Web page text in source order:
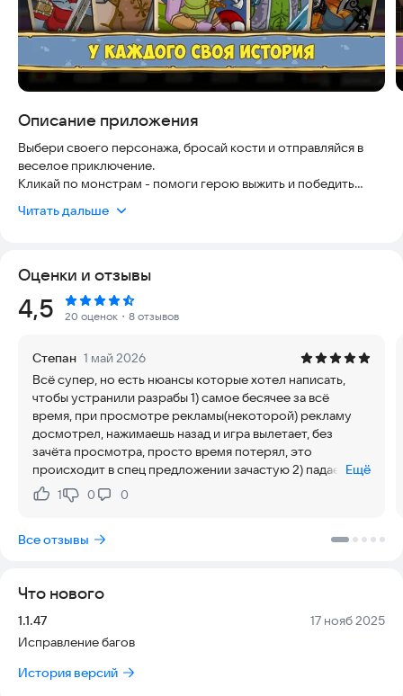
Описание приложения
Выбери своего персонажа, бросай кости и отправляйся в
веселое приключение.
Кликай по монстрам - помоги герою выжить и победить
Удача и крепкое стекло телефона определят судьбу
★ОСОБЕННОСТИ :
● Кликай, чтобы атаковать противника и помочь герою
силу
лут
монстров
● Забери карту сокровищ у капитана пиратов
● Очищай руины от различных монстров за награду
● Изучай все навыки героя в веселом, бесконечном
путешествии
Читать дальше
Оценки и отзывы
Рейтинг:
4,5 20 оценок ・8 отзывов
Степан 1 май 2026
Всё супер, но есть нюансы которые хотел написать,
чтобы устранили разрабы 1) самое бесячее за всё
время, при просмотре рекламы(некоторой) рекламу
досмотрел, нажимаешь назад и игра вылетает, без
зачёта просмотра, просто время потерял, это
происходит в спец предложении зачастую 2) падает
новый предмет, ты видишь что он не оч качества, даже
не смотришь, а иконка новый висит, пусть она уходит
сделайте чтоб монеты было видно, а то нужно вкачать
Ещё
Нравится:
1Не нравится:
0 0
Все отзывы
Что нового
Версия:
1.1.47 Дата:
17 нояб 2025
Исправление багов
История версий